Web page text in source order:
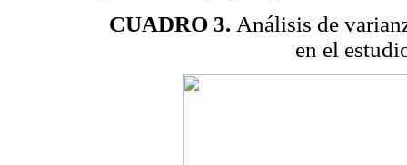
CUADRO 3. Análisis de
en el